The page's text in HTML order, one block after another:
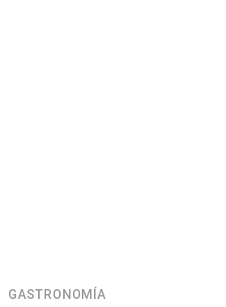
GASTRONOMÍA